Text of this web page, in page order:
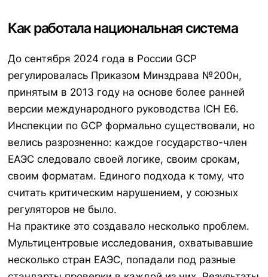
Как работала национальная система
До сентября 2024 года в России GCP
регулировалась Приказом Минздрава №200н,
принятым в 2013 году на основе более ранней
версии международного руководства ICH E6.
Инспекции по GCP формально существовали, но
велись разрозненно: каждое государство-член
ЕАЭС следовало своей логике, своим срокам,
своим форматам. Единого подхода к тому, что
считать критическим нарушением, у союзных
регуляторов не было.
На практике это создавало несколько проблем.
Мультицентровые исследования, охватывавшие
несколько стран ЕАЭС, попадали под разные